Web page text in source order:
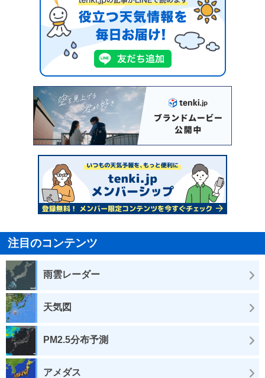
注目のコンテンツ
雨雲レーダー
天気図
PM2.5分布予測
アメダス